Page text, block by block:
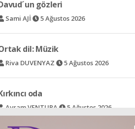
dil: Müzik
oda
ve UEFA Savaş başladı!
Vedat LEVENT 5 Ağustos 2026